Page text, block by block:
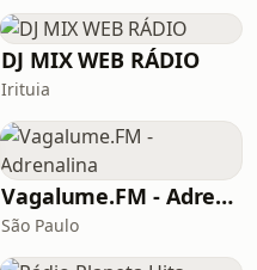
DJ MIX WEB RÁDIO
Irituia
Vagalume.FM - Adrenalina
São Paulo